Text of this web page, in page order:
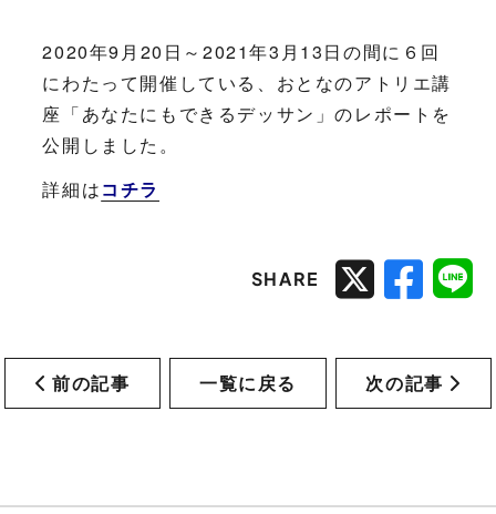
2020年9月20日～2021年3月13日の間に６回
にわたって開催している、おとなのアトリエ講
座「あなたにもできるデッサン」のレポートを
公開しました。
詳細はコチラ
SHARE
前の記事 一覧に戻る 次の記事